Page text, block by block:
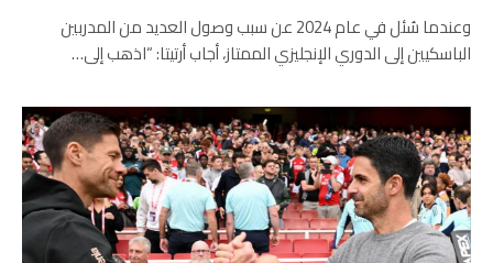
وعندما سُئل في عام 2024 عن سبب وصول العديد من المدربين
الباسكيين إلى الدوري الإنجليزي الممتاز، أجاب أرتيتا: “اذهب إلى…